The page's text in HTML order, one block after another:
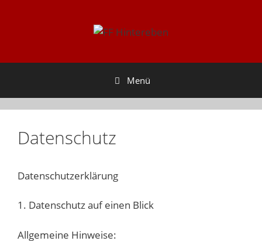
Menü
Datenschutz
Datenschutzerklärung
1. Datenschutz auf einen Blick
Allgemeine Hinweise: